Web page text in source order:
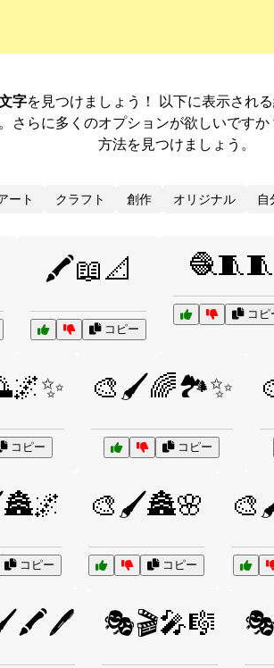
字を見つけましょう！ 以下に表示され
さらに多くのオプションが欲しいです
方法を見つけましょう。
ート クラフト 創作 オリジナル 自
🖍️📖📐
コピー
🧶🧵🧵
コピ
コピー
🎨🖌️🌈🏞️✨
コピー
コピー
🎨🖌️🏯🌸
コピー
🎭🎬🎤🎼